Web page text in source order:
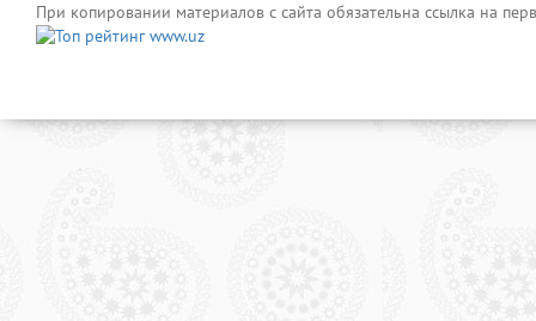
При копировании материалов с сайта обязательна ссылка на